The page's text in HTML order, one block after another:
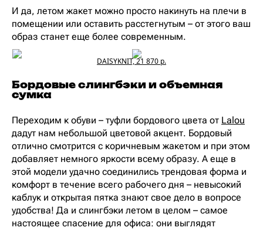
И да, летом жакет можно просто накинуть на плечи в
помещении или оставить расстегнутым – от этого ваш
образ станет еще более современным.
DAISYKNIT, 21 870 р.
Бордовые слингбэки и объемная
сумка
Переходим к обуви – туфли бордового цвета от Lalou
дадут нам небольшой цветовой акцент. Бордовый
отлично смотрится с коричневым жакетом и при этом
добавляет немного яркости всему образу. А еще в
этой модели удачно соединились трендовая форма и
комфорт в течение всего рабочего дня – невысокий
каблук и открытая пятка знают свое дело в вопросе
удобства! Да и слингбэки летом в целом – самое
настоящее спасение для офиса: они выглядят